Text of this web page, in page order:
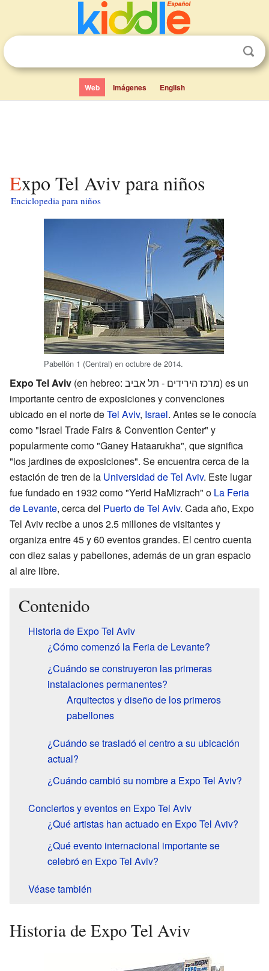
Web Imágenes English
Expo Tel Aviv para niños
Enciclopedia para niños
Pabellón 1 (Central) en octubre de 2014.
Expo Tel Aviv (en hebreo: מרכז הירידים - תל אביב) es un
importante centro de exposiciones y convenciones
ubicado en el norte deTel Aviv, Israel. Antes se le conocía
como "Israel Trade Fairs & Convention Center" y
popularmente como "Ganey Hataarukha", que significa
"los jardines de exposiciones". Se encuentra cerca de la
estación de tren de la Universidad de Tel Aviv. Este lugar
fue fundado en 1932 como "Yerid HaMizrach" o La Feria
de Levante, cerca del Puerto de Tel Aviv. Cada año, Expo
Tel Aviv recibe a unos 2.5 millones de visitantes y
organiza entre 45 y 60 eventos grandes. El centro cuenta
con diez salas y pabellones, además de un gran espacio
al aire libre.
Contenido
Historia de Expo Tel Aviv
¿Cómo comenzó la Feria de Levante?
¿Cuándo se construyeron las primeras
instalaciones permanentes?
Arquitectos y diseño de los primeros
pabellones
¿Cuándo se trasladó el centro a su ubicación
actual?
¿Cuándo cambió su nombre a Expo Tel Aviv?
Conciertos y eventos en Expo Tel Aviv
¿Qué artistas han actuado en Expo Tel Aviv?
¿Qué evento internacional importante se
celebró en Expo Tel Aviv?
Véase también
Historia de Expo Tel Aviv